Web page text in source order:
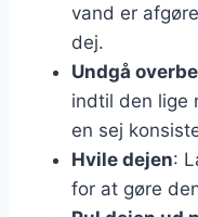
vand er
dej.
Undgå
indtil den lige
en sej
Hvile dejen:
for at gøre